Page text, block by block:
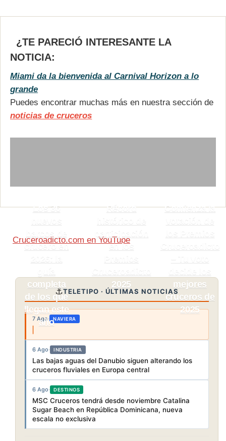
¿TE PARECIÓ INTERESANTE LA
NOTICIA:
Miami da la bienvenida al Carnival Horizon a lo
grande
Puedes encontrar muchas más en nuestra sección de
noticias de cruceros
Los 36
nuevos
barcos de
crucero en
2026: la
completa
de los que
llegan este
año
Récord
histórico de
participación
en los
Premios
Cruceroadicto
2025
Comienza la
votación de
los Premios
Cruceroadicto
– Tu voto
decide los
mejores
cruceros de
2025
Cruceroadicto.com en YouTube
⚓TELETIPO · ÚLTIMAS NOTICIAS
7 Ago· NAVIERA
6 Ago· INDUSTRIA
Las bajas aguas del Danubio siguen alterando los
cruceros fluviales en Europa central
6 Ago· DESTINOS
MSC Cruceros tendrá desde noviembre Catalina
Sugar Beach en República Dominicana, nueva
escala no exclusiva